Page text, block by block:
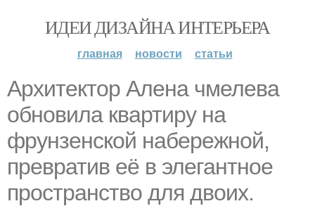
ИДЕИ ДИЗАЙНА ИНТЕРЬЕРА
главная новости статьи
Архитектор Алена чмелева
обновила квартиру на
фрунзенской набережной,
превратив её в элегантное
пространство для двоих.